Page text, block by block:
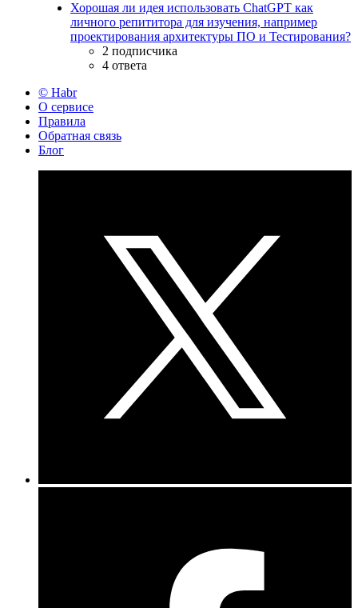
Хорошая ли идея использовать ChatGPT как
личного репититора для изучения, например
проектирования архитектуры ПО и Тестирования?
2 подписчика
4 ответа
© Habr
О сервисе
Правила
Обратная связь
Блог